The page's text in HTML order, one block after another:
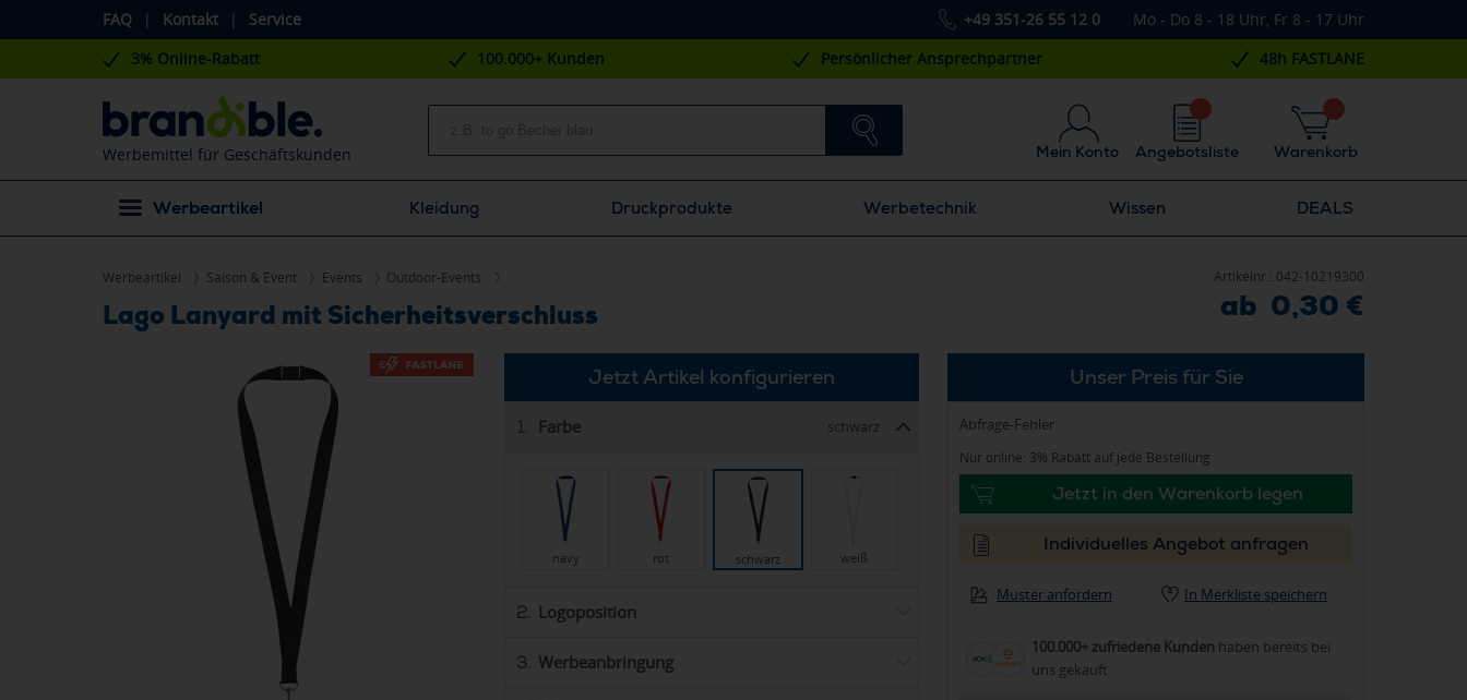
FAQ | Kontakt | Service +49 351-26 55 12 0 Mo - Do 8 - 18 Uhr, Fr 8 - 17 Uhr
3% Online-Rabatt 100.000+ Kunden Persönlicher Ansprechpartner 48h FASTLANE
Werbemittel für Geschäftskunden Mein Konto Warenkorb
Angebotsliste
Werbeartikel Kleidung Druckprodukte Werbetechnik Wissen DEALS
Werbeartikel Saison & Event Events Outdoor-Events
Lago Lanyard mit Sicherheitsverschluss
Artikelnr.: 042-10219300
ab 0,30 €
Jetzt Artikel konfigurieren
1. Farbe schwarz
navy rot schwarz weiß
2. Logoposition
3. Werbeanbringung
Unser Preis für Sie
Abfrage-Fehler
Nur online: 3% Rabatt auf jede Bestellung
Jetzt in den Warenkorb legen
Individuelles Angebot anfragen
Muster anfordern In Merkliste speichern
100.000+ zufriedene Kunden haben bereits bei
uns gekauft